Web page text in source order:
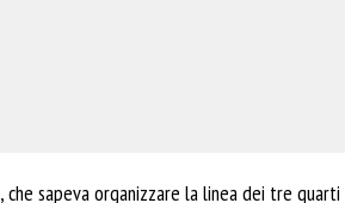
sapeva organizzare la linea dei tre quarti